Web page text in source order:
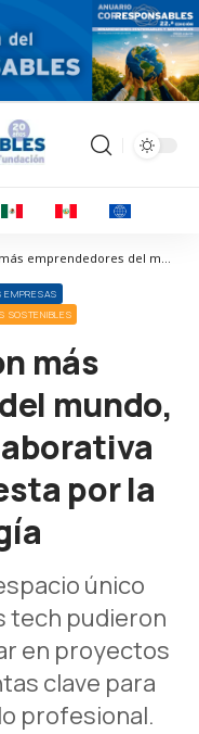
Corresponsables > Noticias > En el país con más emprendedores del mundo, una jornada colaborativa refuerza la apuesta por la tecnología
EMPRESAS
SOSTENIBLES
más
mundo,
por la
único
tech pudieron
en proyectos
clave para
profesional.